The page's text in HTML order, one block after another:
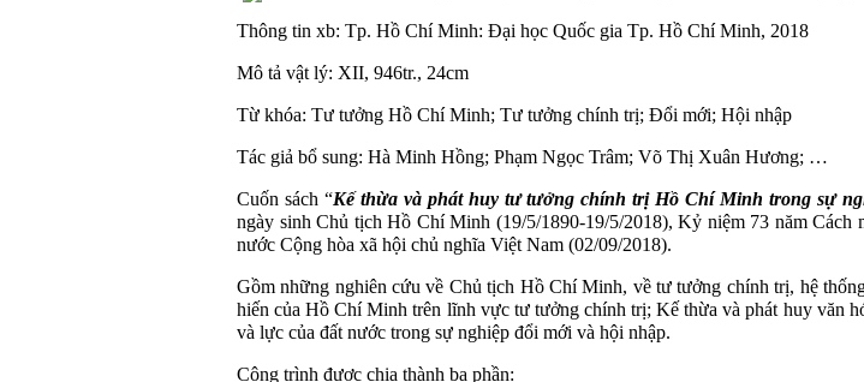
Thông tin xb: Tp. Hồ Chí Minh: Đại học Quốc gia Tp. Hồ Chí Minh, 2018
Mô tả vật lý: XII, 946tr., 24cm
Từ khóa: Tư tưởng Hồ Chí Minh; Tư tưởng chính trị; Đổi mới; Hội nhập
Tác giả bổ sung: Hà Minh Hồng; Phạm Ngọc Trâm; Võ Thị Xuân Hương; …
Cuốn sách “Kế thừa và phát huy tư tưởng chính trị Hồ Chí Minh trong sự
ngày sinh Chủ tịch Hồ Chí Minh (19/5/1890-19/5/2018), Kỷ niệm 73 năm Cách
nước Cộng hòa xã hội chủ nghĩa Việt Nam (02/09/2018).
Gồm những nghiên cứu về Chủ tịch Hồ Chí Minh, về tư tưởng chính trị, hệ
hiến của Hồ Chí Minh trên lĩnh vực tư tưởng chính trị; Kế thừa và phát huy văn
và lực của đất nước trong sự nghiệp đổi mới và hội nhập.
Công trình được chia thành ba phần: